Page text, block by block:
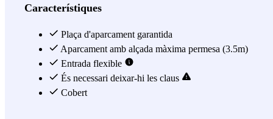
la ZTL (Zona de Tránsito Limitado) del casco histórico, y te será útil
capital de Italia con sus conocidos monumentos. Desde este parking
en Roma Ostiense, podrás coger el metro desde la cercana estación
de Garbatella, por la que pasa la línea B: ¡esta te llevará en pocos
minutos hasta el Coliseo, el Circo Máximo y la Estación de Roma
Termini! Además, el parking Carrozzeria Di Trani es cubierto, está
Característiques
Plaça d'aparcament garantida
Aparcament amb alçada màxima permesa (3.5m)
Entrada flexible
És necessari deixar-hi les claus
Cobert